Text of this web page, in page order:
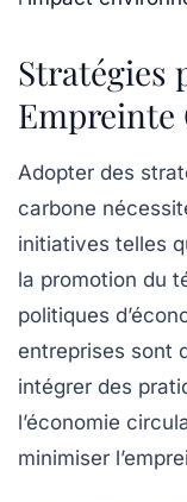
Stratégies
Empreinte
Adopter des
carbone
initiatives telles
la promotion du
politiques
entreprises sont
intégrer des
l’économie
minimiser